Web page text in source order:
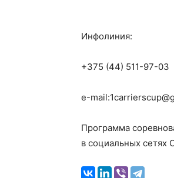
Инфолиния:
+375 (44) 511-97-03
e-
Программа
в социальных сетях